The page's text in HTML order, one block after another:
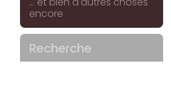
encore
Recherche